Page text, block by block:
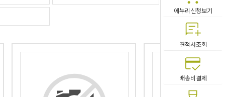
에누리신청보기
견적서조회
배송비결제